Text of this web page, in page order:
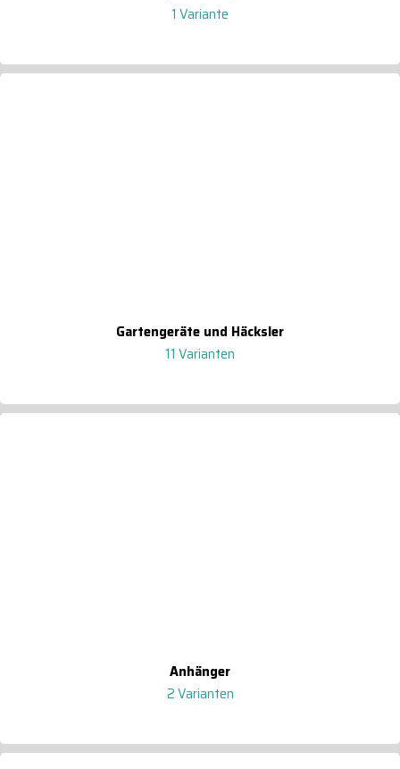
1 Variante
Gartengeräte und Häcksler
11 Varianten
Anhänger
2 Varianten